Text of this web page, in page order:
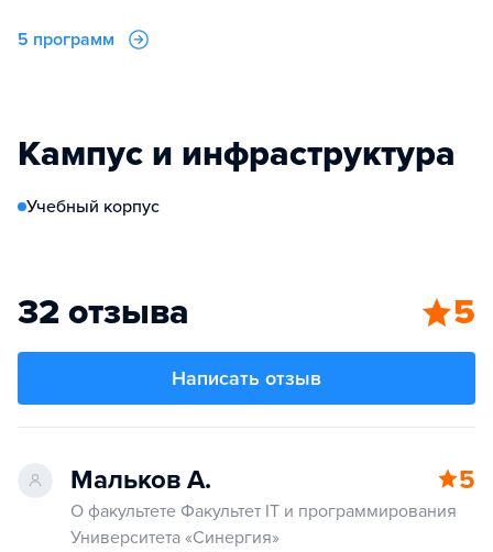
5 программ
Кампус и инфраструктура
Учебный корпус
32 отзыва 5
Написать отзыв
Мальков А. 5
О факультете Факультет IT и программирования
Университета «Синергия»